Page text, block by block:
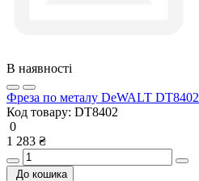
В наявності
Фреза по металу DeWALT DT8402
Код товару: DT8402
0
1 283 ₴
До кошика